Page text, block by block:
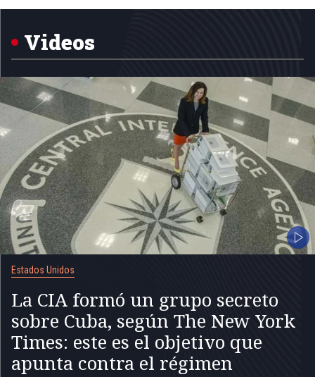
1
Videos
Estados Unidos
La CIA formó un grupo secreto
sobre Cuba, según The New York
Times: este es el objetivo que
apunta contra el régimen